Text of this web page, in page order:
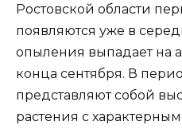
Ростовской области
появляются уже в
опыления выпадает на
конца сентября. В
представляют собой
растения с